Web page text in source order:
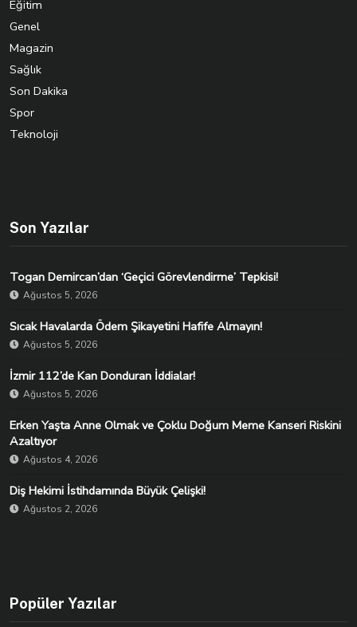
Eğitim
Genel
Magazin
Sağlık
Son Dakika
Spor
Teknoloji
Son Yazılar
Togan Demircan’dan ‘Geçici Görevlendirme’ Tepkisi!
Ağustos 5, 2026
Sıcak Havalarda Ödem Şikayetini Hafife Almayın!
Ağustos 5, 2026
İzmir 112’de Kan Donduran İddialar!
Ağustos 5, 2026
Erken Yaşta Anne Olmak ve Çoklu Doğum Meme Kanseri Riskini
Azaltıyor
Ağustos 4, 2026
Diş Hekimi İstihdamında Büyük Çelişki!
Ağustos 2, 2026
Popüler Yazılar